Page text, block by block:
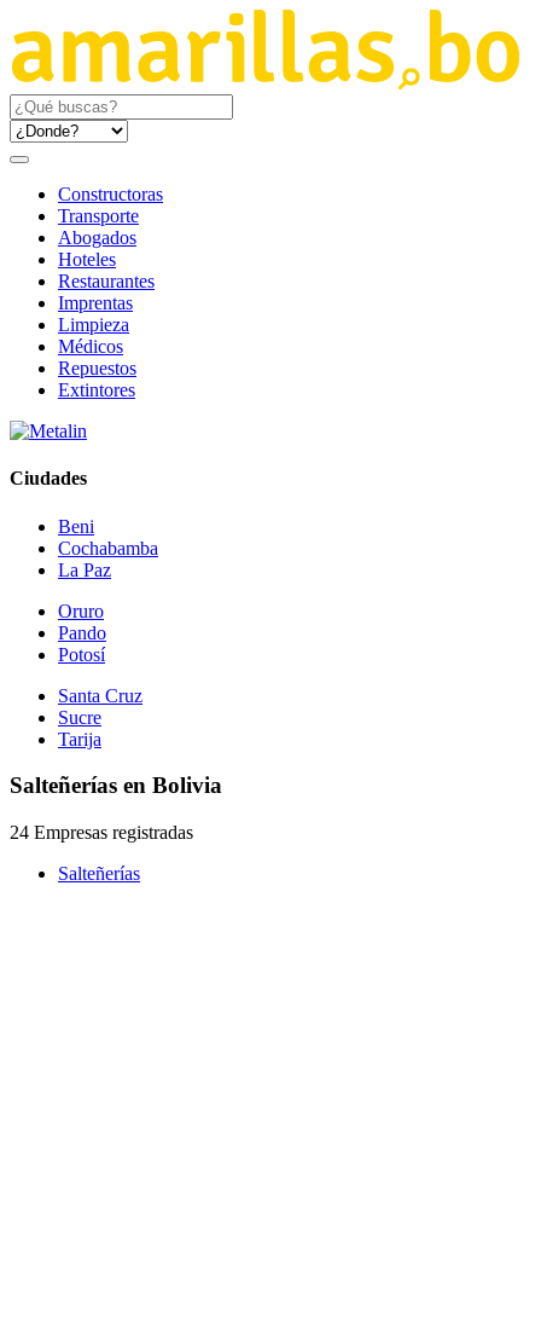
Constructoras
Transporte
Abogados
Hoteles
Restaurantes
Imprentas
Limpieza
Médicos
Repuestos
Extintores
Ciudades
Beni
Cochabamba
La Paz
Oruro
Pando
Potosí
Santa Cruz
Sucre
Tarija
Salteñerías en Bolivia
24 Empresas registradas
Salteñerías